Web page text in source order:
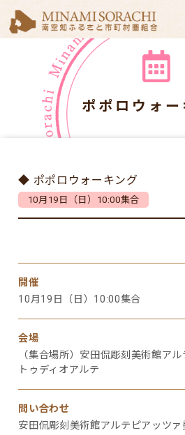
ポポロウォー
◆ ポポロウォーキング
10月19日（日）10:00集合
開催
10月19日（日）10:00集合
会場
（集合場所）安田侃彫刻美術館ア
トゥディオアルテ
問い合わせ
安田侃彫刻美術館アルテピアッツ